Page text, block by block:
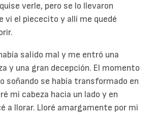
verle, pero se lo llevaron
vi el piececito y allí me quedé
salido mal y me entró una
y una gran decepción. El momento
soñando se había transformado en
mi cabeza hacia un lado y en
a llorar. Lloré amargamente por mi